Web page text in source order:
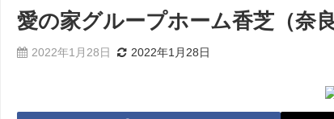
愛の家グループホーム香芝（奈
2022年1月28日 2022年1月28日